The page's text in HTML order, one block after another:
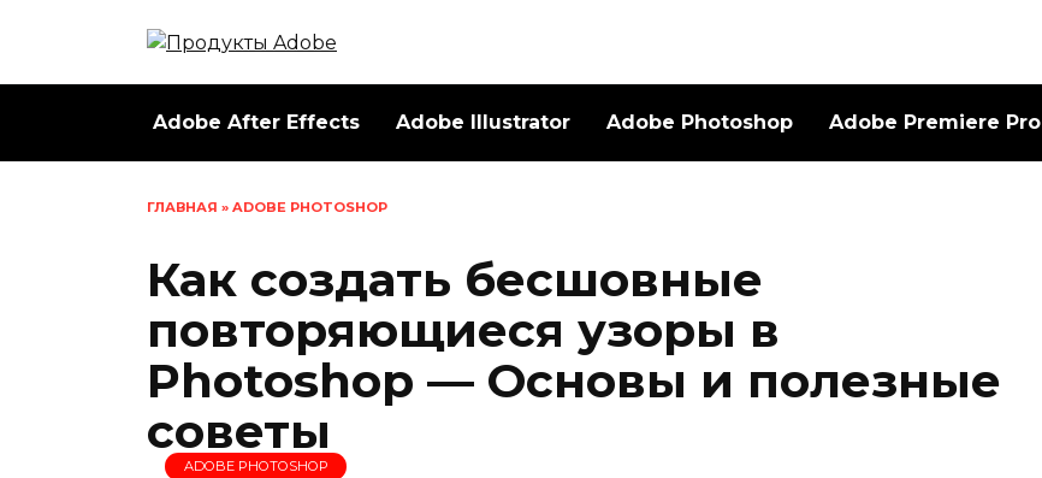
Adobe After Effects Adobe Illustrator Adobe Photoshop Adobe Premiere Pro
ГЛАВНАЯ » ADOBE PHOTOSHOP
Как создать бесшовные
повторяющиеся узоры в
Photoshop — Основы и полезные
советы
ADOBE PHOTOSHOP